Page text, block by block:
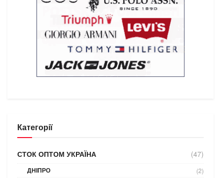
Категорії
СТОК ОПТОМ УКРАЇНА (47)
ДНІПРО (2)